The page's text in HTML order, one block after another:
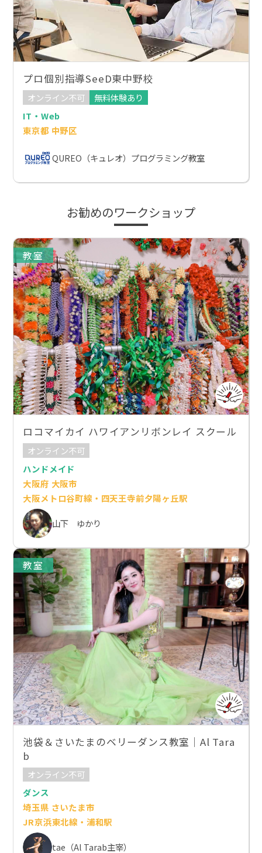
プロ個別指導SeeD東中野校
オンライン不可
無料体験あり
IT・Web
東京都 中野区
QUREO（キュレオ）プログラミング教室
お勧めのワークショップ
教室
ロコマイカイ ハワイアンリボンレイ スクール
オンライン不可
ハンドメイド
大阪府 大阪市
大阪メトロ谷町線・四天王寺前夕陽ヶ丘駅
山下 ゆかり
教室
池袋＆さいたまのベリーダンス教室｜Al Tara
b
オンライン不可
ダンス
埼玉県 さいたま市
JR京浜東北線・浦和駅
tae（Al Tarab主宰）